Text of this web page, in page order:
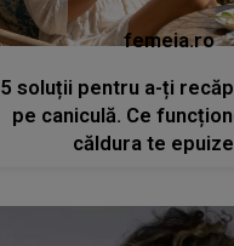
femeia.ro
5 soluții pentru a-ți
pe caniculă. Ce
căldura te